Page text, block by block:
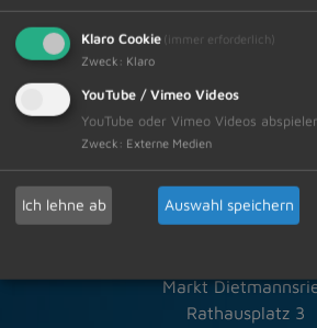
13.12.2024 Amtliche
Schneller Kontakt bei
Markt
Rathausplatz 3
Klaro Cookie (immer erforderlich)
Zweck : Klaro
YouTube / Vimeo Videos
YouTube oder Vimeo Videos
Zweck : Externe Medien
Ich lehne ab Auswahl speichern